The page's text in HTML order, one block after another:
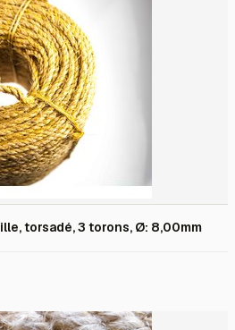
torsadé, 3 torons, Ø: 8,00mm